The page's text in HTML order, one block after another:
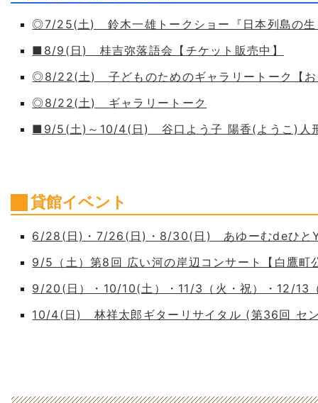
◎7/25(土) 鈴木一雄トークショー『日本列島の生
■8/9(日) 桂吉弥落語会【チケット販売中】
◎8/22(土) 子どものためのギャラリートーク【お
◎8/22(土) ギャラリートーク
■9/5(土)～10/4(日) 谷口よう子 陽香(ようこ)人
貸館イベント
6/28(日)・7/26(日)・8/30(日) あゆーむdeひと
9/5（土）第8回 広い河の岸辺コンサート【白鷹町
9/20(日）・10/10(土）・11/3（火・祝）・12/
10/4(日) 林祥太郎ギターリサイタル (第36回 セ